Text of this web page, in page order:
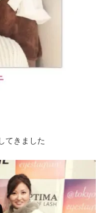
てきました